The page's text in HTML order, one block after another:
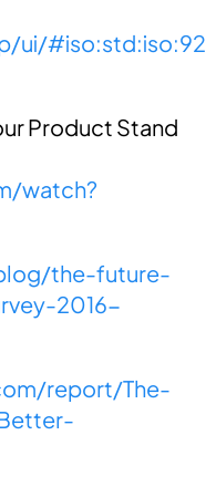
Product Stand
watch?
the-future-
2016-
report/The-